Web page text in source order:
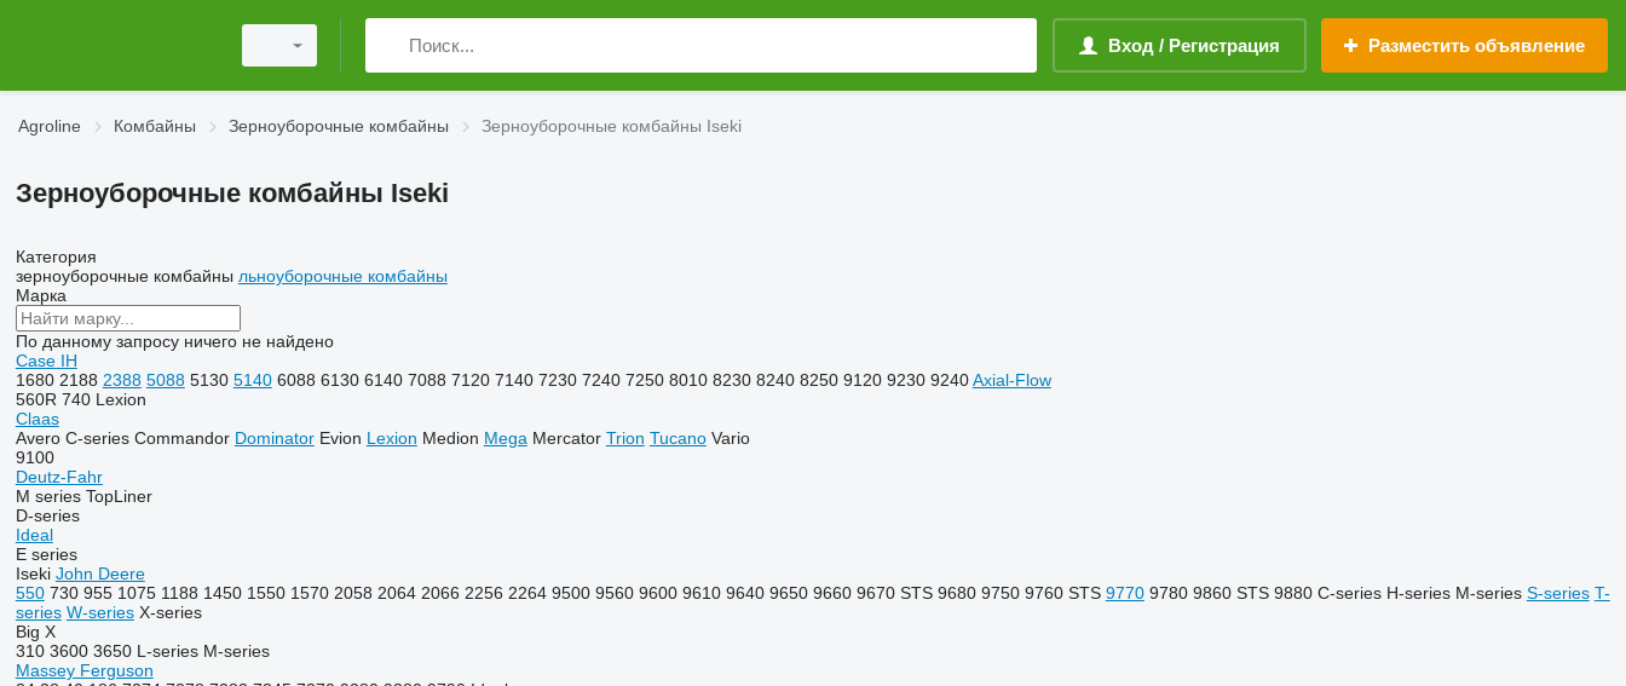
Вход / Регистрация Разместить объявление
Agroline Комбайны Зерноуборочные комбайны Зерноуборочные комбайны Iseki
Зерноуборочные комбайны Iseki
Категория
зерноуборочные комбайны льноуборочные комбайны
Марка
По данному запросу ничего не найдено
Case IH
1680 2188 2388 5088 5130 5140 6088 6130 6140 7088 7120 7140 7230 7240 7250 8010 8230 8240 8250 9120 9230 9240 Axial-Flow
560R 740 Lexion
Claas
Avero C-series Commandor Dominator Evion Lexion Medion Mega Mercator Trion Tucano Vario
9100
Deutz-Fahr
M series TopLiner
D-series
Ideal
E series
Iseki John Deere
550 730 955 1075 1188 1450 1550 1570 2058 2064 2066 2256 2264 9500 9560 9600 9610 9640 9650 9660 9670 STS 9680 9750 9760 STS 9770 9780 9860 STS 9880 C-series H-series M-series S-series T-
series W-series X-series
Big X
310 3600 3650 L-series M-series
Massey Ferguson